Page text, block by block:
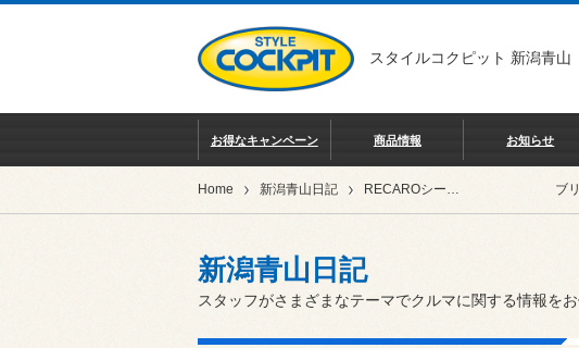
スタイルコクピット 新潟青山
お得なキャンペーン 商品情報 お知らせ
Home 新潟青山日記 RECAROシート装着事例 ブ
新潟青山日記
スタッフがさまざまなテーマでクルマに関する情報をお